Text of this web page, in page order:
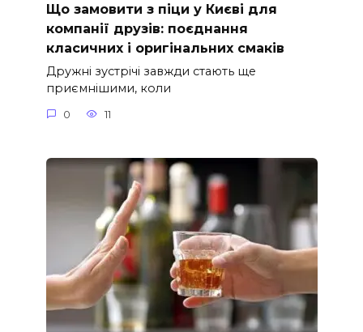
Що замовити з піци у Києві для
компанії друзів: поєднання
класичних і оригінальних смаків
Дружні зустрічі завжди стають ще
приємнішими, коли
0 11